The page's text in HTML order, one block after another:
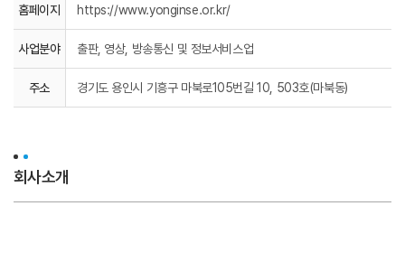
홈페이지 https://www.yonginse.or.kr/
사업분야 출판, 영상, 방송통신 및 정보서비스업
주소 경기도 용인시 기흥구 마북로105번길 10, 503호(마북동)
회사소개